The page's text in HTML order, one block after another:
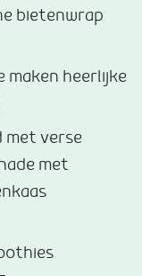
bietenwrap
maken heerlijke
met verse
met